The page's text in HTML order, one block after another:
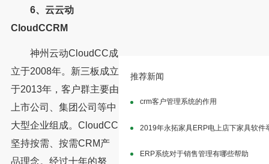
6、云云动
CloudCCRM
神州云动CloudCC成
立于2008年。新三板成立
于2013年，客户群主要由
上市公司、集团公司等中
大型企业组成。CloudCC
坚持按需、按需CRM产
品理念。经过十年的努
推荐新闻
crm客户管理系统的作用
2019年永拓家具ERP电上店下家具软件
ERP系统对于销售管理有哪些帮助